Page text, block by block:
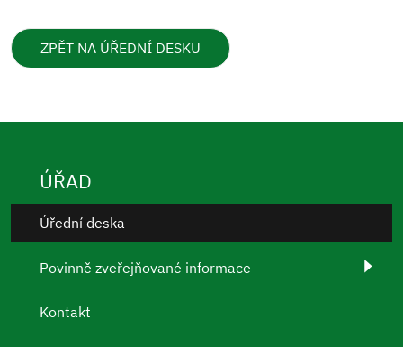
ZPĚT NA ÚŘEDNÍ DESKU
ÚŘAD
Úřední deska
Povinně zveřejňované informace
Kontakt